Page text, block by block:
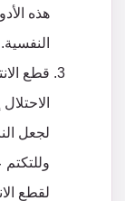
هذه
النفسية.
قطع
لجعل
لقطع